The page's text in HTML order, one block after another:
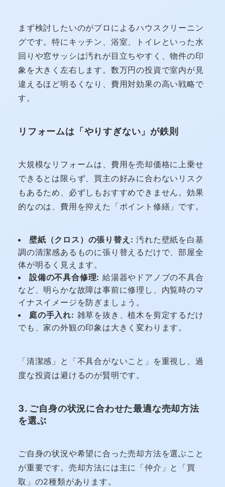
まず検討したいのがプロによるハウスクリーニン
グです。特にキッチン、浴室、トイレといった水
回りや窓サッシは汚れが目立ちやすく、物件の印
象を大きく左右します。数万円の投資で室内が見
違えるほど明るくなり、費用対効果の高い戦略で
す。
リフォームは「やりすぎない」が鉄則
大規模なリフォームは、費用を売却価格に上乗せ
できるとは限らず、買主の好みに合わないリスク
もあるため、必ずしもおすすめできません。効果
的なのは、費用を抑えた「ポイント修繕」です。
壁紙（クロス）の張り替え: 汚れた壁紙を白基
調の清潔感あるものに張り替えるだけで、部屋全
体が明るく見えます。
設備の不具合修理: 給湯器やドアノブの不具合
など、明らかな故障は事前に修理し、内覧時のマ
イナスイメージを防ぎましょう。
庭の手入れ: 雑草を抜き、植木を剪定するだけ
でも、家の外観の印象は大きく変わります。
「清潔感」と「不具合がないこと」を重視し、過
度な投資は避けるのが賢明です。
3. ご自身の状況に合わせた最適な売却方法
を選ぶ
ご自身の状況や希望に合った売却方法を選ぶこと
が重要です。売却方法には主に「仲介」と「買
取」の2種類があります。